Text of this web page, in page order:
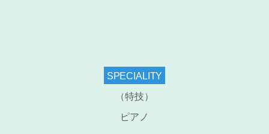
SPECIALITY
（特技）
ピアノ